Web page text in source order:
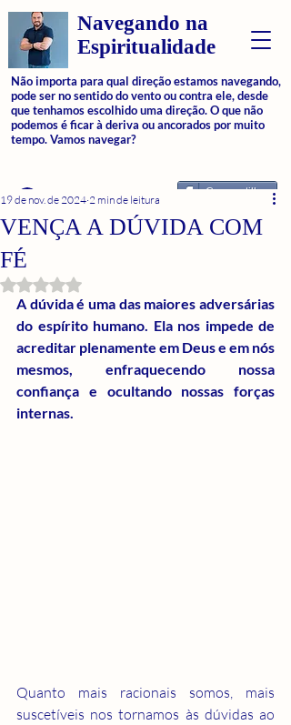
Navegando na
Espiritualidade
Não importa para qual direção estamos navegando,
pode ser no sentido do vento ou contra ele, desde
que tenhamos escolhido uma direção. O que não
podemos é ficar à deriva ou ancorados por muito
tempo. Vamos navegar?
Login Compartilhar
VENÇA A DÚVIDA COM
FÉ
19 de nov. de 2024 2 min de leitura
Avaliado com NaN de 5 estrelas.
A dúvida é uma das maiores adversárias
do espírito humano. Ela nos impede de
acreditar plenamente em Deus e em nós
mesmos, enfraquecendo nossa
confiança e ocultando nossas forças
internas.
Quanto mais racionais somos, mais
suscetíveis nos tornamos às dúvidas ao